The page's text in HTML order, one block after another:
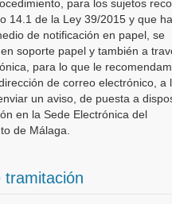
para los sujetos
14.1 de la Ley 39/2015 y que
de notificación en papel, se
soporte papel y también a
para lo que le
de correo electrónico, a
un aviso, de puesta a
en la Sede Electrónica del
de Málaga.
tramitación